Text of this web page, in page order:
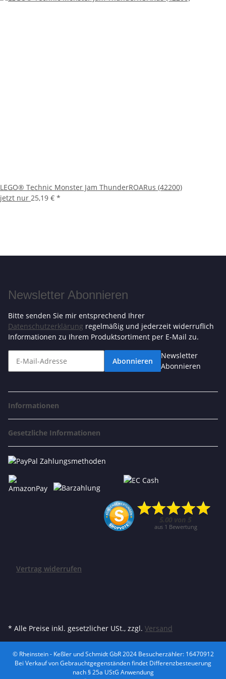
LEGO® Technic Monster Jam ThunderROARus (42200)
jetzt nur 25,19 € *
Newsletter Abonnieren
Bitte senden Sie mir entsprechend Ihrer
Datenschutzerklärung regelmäßig und jederzeit widerruflich
Informationen zu Ihrem Produktsortiment per E-Mail zu.
Abonnieren
Newsletter
Abonnieren
Informationen
Gesetzliche Informationen
Vertrag widerrufen
* Alle Preise inkl. gesetzlicher USt., zzgl. Versand
© Rheinstein - Keßler und Schmidt GbR 2024Besucherzähler: 16470912
Bei Verkauf von Gebrauchtgegenständen findet Differenzbesteuerung
nach § 25a UStG Anwendung